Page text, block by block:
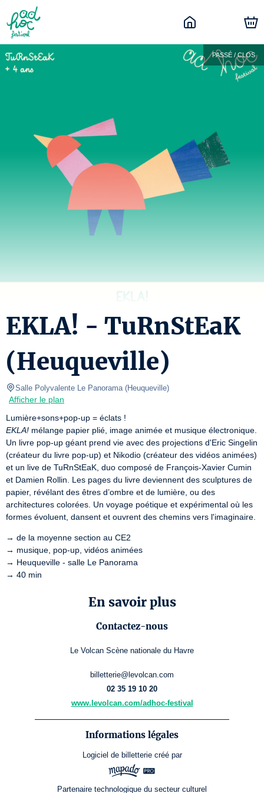
PASSÉ / CLOS
EKLA! - TuRnStEaK
(Heuqueville)
Salle Polyvalente Le Panorama (Heuqueville)
Afficher le plan
EKLA! mélange papier plié, image animée et musique électronique.
Un livre pop-up géant prend vie avec des projections d'Eric Singelin
(créateur du livre pop-up) et Nikodio (créateur des vidéos animées)
et un live de TuRnStEaK, duo composé de François-Xavier Cumin
et Damien Rollin. Les pages du livre deviennent des sculptures de
papier, révélant des êtres d’ombre et de lumière, ou des
architectures colorées. Un voyage poétique et expérimental où les
formes évoluent, dansent et ouvrent des chemins vers l'imaginaire.
→ de la moyenne section au CE2
→ musique, pop-up, vidéos animées
→ Heuqueville - salle Le Panorama
→ 40 min
En savoir plus
Contactez-nous
Le Volcan Scène nationale du Havre
billetterie@levolcan.com
02 35 19 10 20
www.levolcan.com/adhoc-festival
Informations légales
Logiciel de billetterie créé par
Partenaire technologique du secteur culturel